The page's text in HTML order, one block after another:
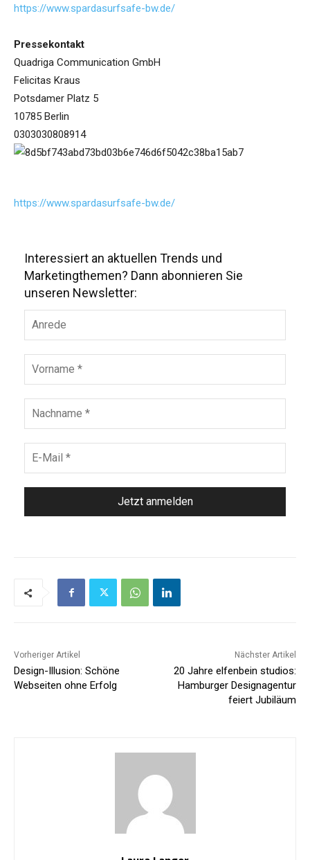
https://www.spardasurfsafe-bw.de/
Pressekontakt
Quadriga Communication GmbH
Felicitas Kraus
Potsdamer Platz 5
10785 Berlin
0303030808914
https://www.spardasurfsafe-bw.de/
Interessiert an aktuellen Trends und
Marketingthemen? Dann abonnieren Sie
unseren Newsletter:
Vorheriger Artikel
Design-Illusion: Schöne
Webseiten ohne Erfolg
Nächster Artikel
20 Jahre elfenbein studios:
Hamburger Designagentur
feiert Jubiläum